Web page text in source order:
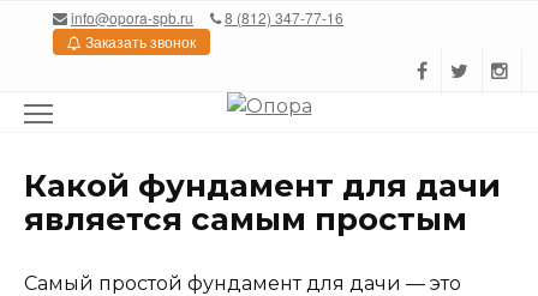
Перейтиinfo@opora-spb.ru
8 (812) 347-77-16
Заказать звонок
Какой фундамент для дачи
является самым простым
Самый простой фундамент для дачи — это